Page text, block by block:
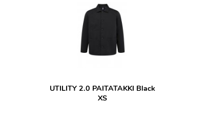
UTILITY 2.0 PAITATAKKI Black
XS